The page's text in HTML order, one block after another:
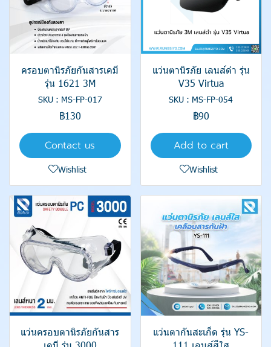
ครอบตานิรภัยกันสารเคมี
รุ่น 1621 3M
SKU : MS-FP-017
฿130
Contact us
Wishlist
แว่นตานิรภัย เลนส์ดำ รุ่น
V35 Virtua
SKU : MS-FP-054
฿90
Add to cart
Wishlist
แว่นครอบตานิรภัยกันสาร
แว่นตากันสะเก็ด รุ่น YS-